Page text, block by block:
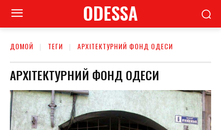
ODESSA
ДОМОЙ ТЕГИ АРХІТЕКТУРНИЙ ФОНД ОДЕСИ
АРХІТЕКТУРНИЙ ФОНД ОДЕСИ